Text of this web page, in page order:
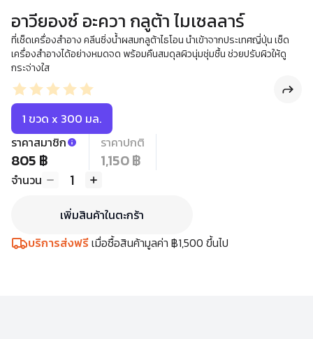
อาวียองซ์ อะควา กลูต้า ไมเซลลาร์
ที่เช็ดเครื่องสำอาง คลีนซิ่งน้ำผสมกลูต้าไธโอน นำเข้าจากประเทศญี่ปุ่น เช็ด
เครื่องสำอางได้อย่างหมดจด พร้อมคืนสมดุลผิวนุ่มชุ่มชื้น ช่วยปรับผิวให้ดู
กระจ่างใส
1 ขวด x 300 มล.
ราคาสมาชิก
805 ฿
ราคาปกติ
1,150 ฿
จำนวน 1
เพิ่มสินค้าในตะกร้า
บริการส่งฟรีเมื่อซื้อสินค้ามูลค่า ฿1,500 ขึ้นไป